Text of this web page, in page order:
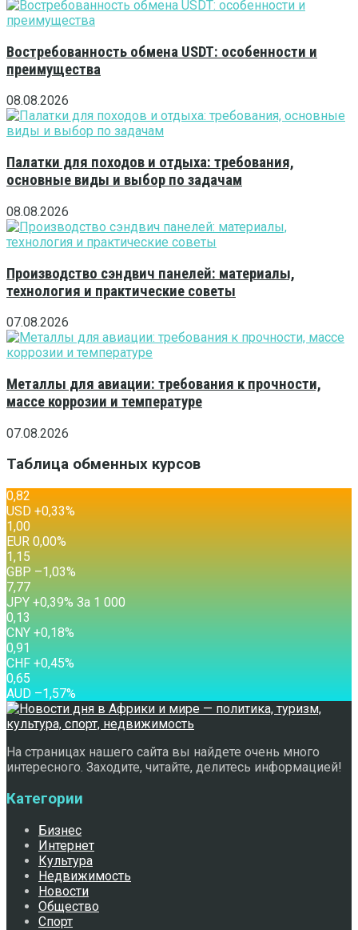
Востребованность обмена USDT: особенности и
преимущества
08.08.2026
Палатки для походов и отдыха: требования,
основные виды и выбор по задачам
08.08.2026
Производство сэндвич панелей: материалы,
технология и практические советы
07.08.2026
Металлы для авиации: требования к прочности,
массе коррозии и температуре
07.08.2026
Таблица обменных курсов
0,82
USD +0,33%
1,00
EUR 0,00%
1,15
GBP –1,03%
7,77
JPY +0,39% За 1 000
0,13
CNY +0,18%
0,91
CHF +0,45%
0,65
AUD –1,57%
На страницах нашего сайта вы найдете очень много
интересного. Заходите, читайте, делитесь информацией!
Категории
Бизнес
Интернет
Культура
Недвижимость
Новости
Общество
Спорт